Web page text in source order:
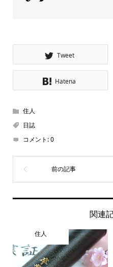
Tweet
Hatena
住人
日誌
コメント:0
関連
住人